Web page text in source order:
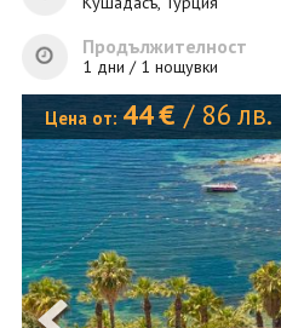
ЕКЗОТИКА
ОЩЕ
ЗА НАС
ФИРМЕНИ ДОКУМЕНТИ
0700 144 34
Продължителност
1 дни / 1 нощувки
Цена от: 44€ / 86 лв.